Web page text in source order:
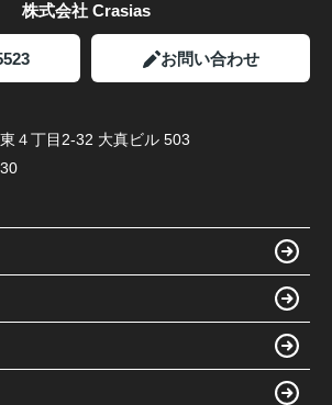
株式会社 Crasias
お問い合わせ
４丁目2-32 大真ビル 503